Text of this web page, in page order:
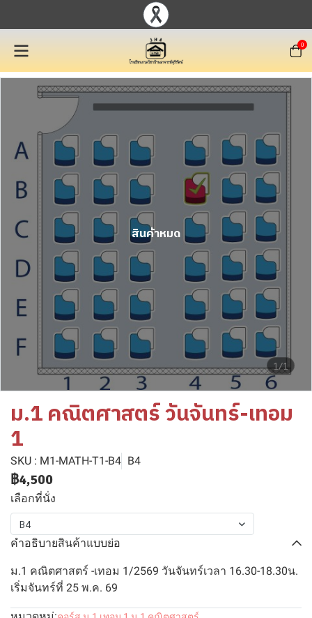
0
1/1
สินค้าหมด
ม.1 คณิตศาสตร์ วันจันทร์-เทอม
1
SKU : M1-MATH-T1-B4 B4
฿4,500
เลือกที่นั่ง
B4
คำอธิบายสินค้าแบบย่อ
ม.1 คณิตศาสตร์ -เทอม 1/2569 วันจันทร์เวลา 16.30-18.30น.
เริ่มจันทร์ที่ 25 พ.ค. 69